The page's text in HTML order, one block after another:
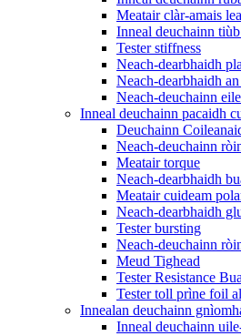
Meatair clàr-amais
Inneal deuchainn
Tester stiffness
Neach-dearbhaidh
Neach-dearbhaidh
Neach-deuchainn eile
Inneal deuchainn pacaidh
Deuchainn
Neach-deuchainn
Meatair torque
Neach-dearbhaidh
Meatair cuideam
Neach-dearbhaidh
Tester bursting
Neach-deuchainn
Meud Tighead
Tester Resistance
Tester toll prìne foil
Innealan deuchainn
Inneal deuchainn